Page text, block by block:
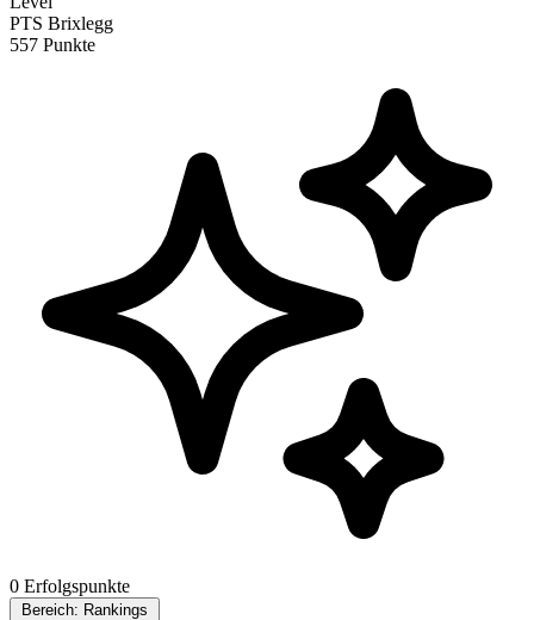
PTS Brixlegg
557 Punkte
0 Erfolgspunkte
Bereich: Rankings